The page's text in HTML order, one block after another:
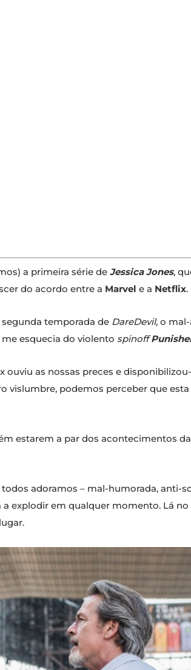
a primeira série de Jessica Jones,
do acordo entre a Marvel e a Netflix.
segunda temporada de DareDevil, o
esquecia do violento spinoff
ouviu as nossas preces e
vislumbre, podemos perceber que
estarem a par dos acontecimentos
adoramos – mal-humorada, anti-
explodir em qualquer momento. Lá